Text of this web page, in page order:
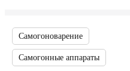
Самогоноварение
Самогонные аппараты